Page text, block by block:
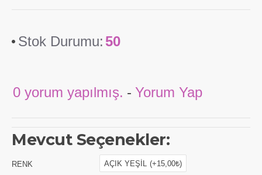
Stok Durumu: 50
0 yorum yapılmış. - Yorum Yap
Mevcut Seçenekler:
RENK AÇIK YEŞİL (+15,00₺)